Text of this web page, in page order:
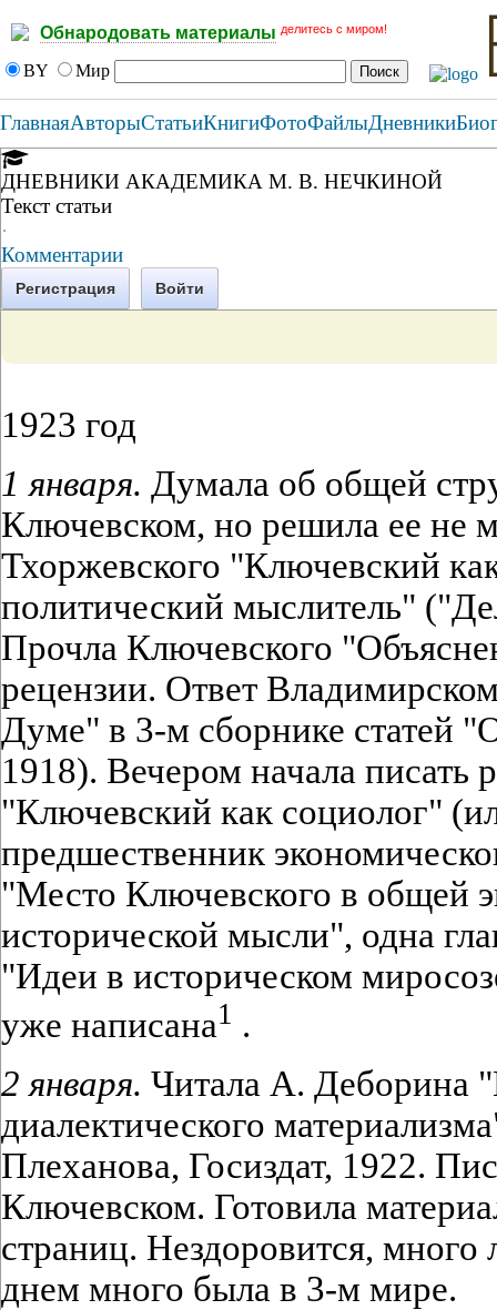
Обнародовать материалы делитесь с миром!
BY Мир
ГлавнаяАвторыСтатьиКнигиФотоФайлыДневники
ДНЕВНИКИ АКАДЕМИКА М. В. НЕЧКИНОЙ
Текст статьи
·
Комментарии
Регистрация Войти
1923 год
1 января. Думала об общей
Ключевском, но решила ее не
Тхоржевского "Ключевский
политический мыслитель"
Прочла Ключевского
рецензии. Ответ
Думе" в 3-м сборнике статей
1918). Вечером начала писать
"Ключевский как социолог"
предшественник
"Место Ключевского в общей
исторической мысли", одна
"Идеи в историческом
уже написана1 .
2 января. Читала А. Деборина
диалектического
Плеханова, Госиздат, 1922.
Ключевском. Готовила
страниц. Нездоровится,
днем много была в 3-м мире.